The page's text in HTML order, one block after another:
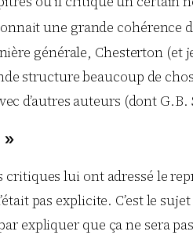
une grande
générale, Chesterton (et
structure beaucoup de
d’autres auteurs (dont
lui ont adressé le
pas explicite. C’est le
expliquer que ça ne sera